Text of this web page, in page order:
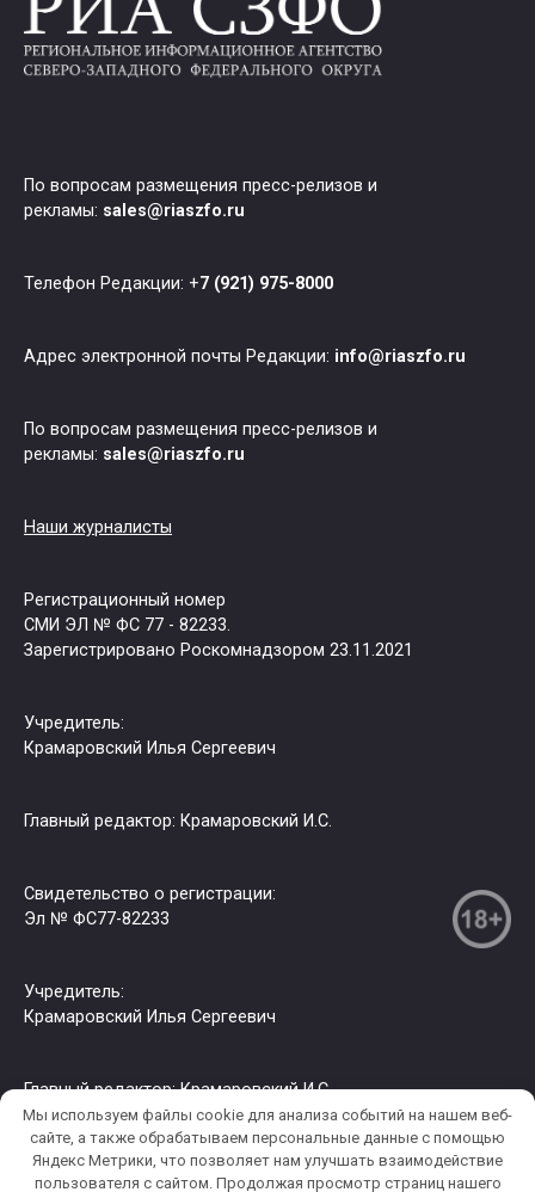
По вопросам размещения пресс-релизов и
рекламы: sales@riaszfo.ru
Телефон Редакции: +7 (921) 975-8000
Адрес электронной почты Редакции: info@riaszfo.ru
По вопросам размещения пресс-релизов и
рекламы: sales@riaszfo.ru
Наши журналисты
Регистрационный номер
СМИ ЭЛ № ФС 77 - 82233.
Зарегистрировано Роскомнадзором 23.11.2021
Учредитель:
Крамаровский Илья Сергеевич
Главный редактор: Крамаровский И.С.
Свидетельство о регистрации:
Эл № ФС77-82233
Учредитель:
Крамаровский Илья Сергеевич
Главный редактор: Крамаровский И.С.
© 2026 РИА СЗФО. Копирование информации только с
разрешения правообладателя.
Мы используем файлы cookie для анализа событий на нашем веб-
сайте, а также обрабатываем персональные данные с помощью
Яндекс Метрики, что позволяет нам улучшать взаимодействие
пользователя c сайтом. Продолжая просмотр страниц нашего